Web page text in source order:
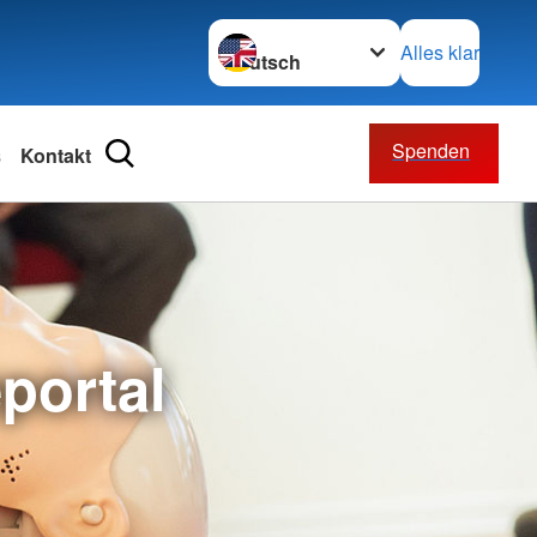
Sprache wechseln zu
Alles klar
Kontakt Spenden